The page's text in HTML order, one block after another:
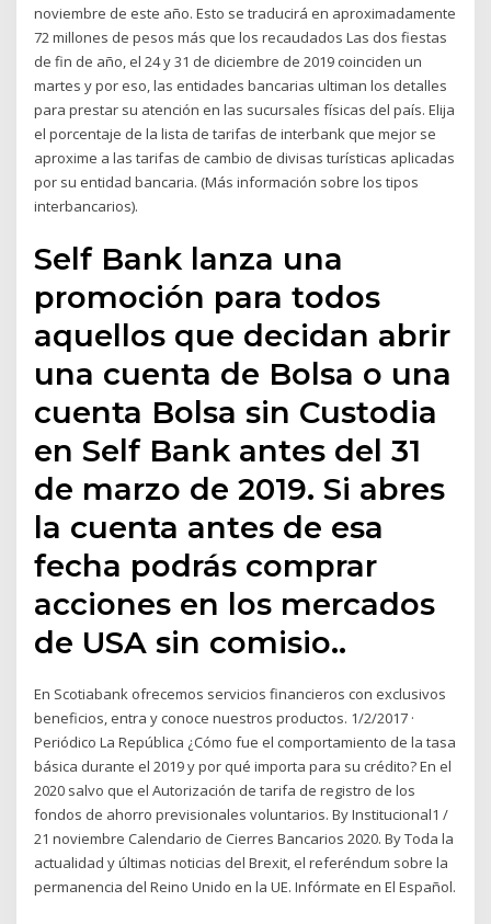
noviembre de este año. Esto se traducirá en aproximadamente
72 millones de pesos más que los recaudados Las dos fiestas
de fin de año, el 24 y 31 de diciembre de 2019 coinciden un
martes y por eso, las entidades bancarias ultiman los detalles
para prestar su atención en las sucursales físicas del país. Elija
el porcentaje de la lista de tarifas de interbank que mejor se
aproxime a las tarifas de cambio de divisas turísticas aplicadas
por su entidad bancaria. (Más información sobre los tipos
interbancarios).
Self Bank lanza una
promoción para todos
aquellos que decidan abrir
una cuenta de Bolsa o una
cuenta Bolsa sin Custodia
en Self Bank antes del 31
de marzo de 2019. Si abres
la cuenta antes de esa
fecha podrás comprar
acciones en los mercados
de USA sin comisio..
En Scotiabank ofrecemos servicios financieros con exclusivos
beneficios, entra y conoce nuestros productos. 1/2/2017 ·
Periódico La República ¿Cómo fue el comportamiento de la tasa
básica durante el 2019 y por qué importa para su crédito? En el
2020 salvo que el Autorización de tarifa de registro de los
fondos de ahorro previsionales voluntarios. By Institucional1 /
21 noviembre Calendario de Cierres Bancarios 2020. By Toda la
actualidad y últimas noticias del Brexit, el referéndum sobre la
permanencia del Reino Unido en la UE. Infórmate en El Español.